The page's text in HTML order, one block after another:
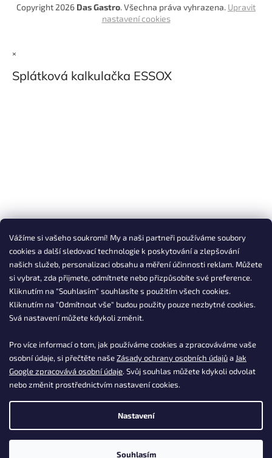
Vážíme si vašeho soukromí! My a naši partneři používáme soubory
cookies a další sledovací technologie k poskytování a zlepšování
našich služeb, personalizaci obsahu a měření účinnosti reklam. Můžete
si vybrat, zda přijmete, odmítnete nebo přizpůsobíte své preference.
Kliknutím na "Souhlasím" souhlasíte s použitím všech cookies.
Kliknutím na "Odmítnout vše" budou použity pouze nezbytné cookies.
Svá nastavení můžete kdykoli změnit.
Pro více informací o tom, jak používáme cookies a zpracováváme vaše
osobní údaje, si přečtěte našeZásady ochrany osobních údajůa Jak
Google zpracovává osobní údaje. Svůj souhlas můžete kdykoli odvolat
nebo změnit prostřednictvím nastavení cookies.
Nastavení
Souhlasím
Copyright 2026 Das Gastro. Všechna práva vyhrazena. Upravit
nastavení cookies
×
Splátková kalkulačka ESSOX